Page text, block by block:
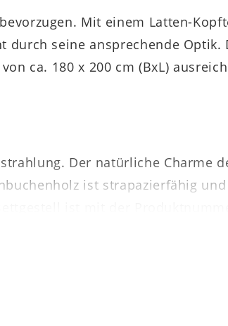
Mit einem Latten-
seine ansprechende Optik.
ca. 180 x 200 cm (BxL)
Der natürliche Charme
ist strapazierfähig und